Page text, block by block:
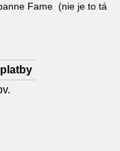
Fame (nie je to tá